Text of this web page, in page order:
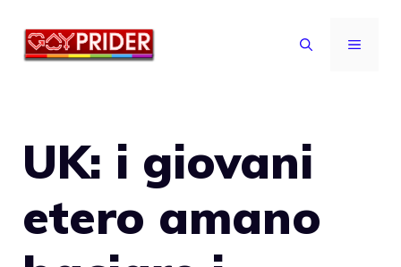
MENU
UK: i giovani
etero amano